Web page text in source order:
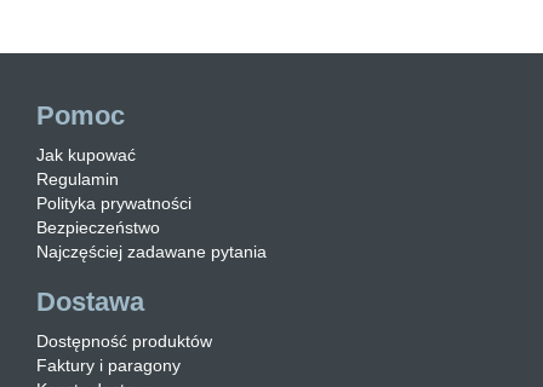
Pomoc
Jak kupować
Regulamin
Polityka prywatności
Bezpieczeństwo
Najczęściej zadawane pytania
Dostawa
Dostępność produktów
Faktury i paragony